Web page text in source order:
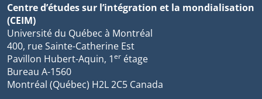
Centre d’études sur l’intégration et la mondialisation
(CEIM)
Université du Québec à Montréal
400, rue Sainte-Catherine Est
Pavillon Hubert-Aquin, 1er étage
Bureau A-1560
Montréal (Québec) H2L 2C5 Canada